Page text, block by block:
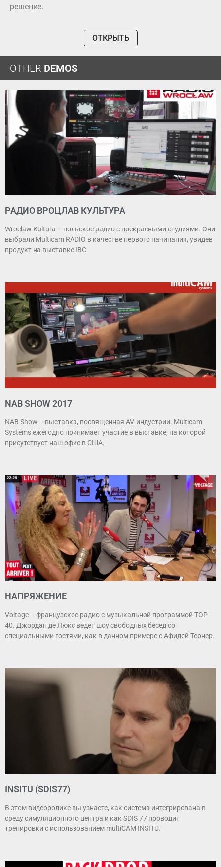
решение.
ОТКРЫТЬ
OTHER DEMOS
РАДИО ВРОЦЛАВ КУЛЬТУРА
Wroclaw Kultura – польское радио с прекрасными студиями. Они
выбрали Multicam RADIO в качестве первого начинания, увидев
продукт на выставке IBC
NAB SHOW 2017
NAB Show – выставка, посвященная AV-индустрии. Multicam
Systems ежегодно принимает участие в выставке, на которой
присутствует наш офис в США.
НАПРЯЖЕНИЕ
Voltage – французское радио с музыкальной программой TOP
40. Джордан де Люкс ведет шоу свободных бесед со
специальными гостями, как в данном примере с Афидой Тернер.
INSITU (SDIS77)
В этом видеоролике вы узнаете, как система интегрирована в
среду симуляционного центра и как SDIS 77 проводит
тренировки с использованием multiCAM INSITU.